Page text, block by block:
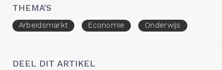
THEMA'S
Arbeidsmarkt Economie Onderwijs
DEEL DIT ARTIKEL